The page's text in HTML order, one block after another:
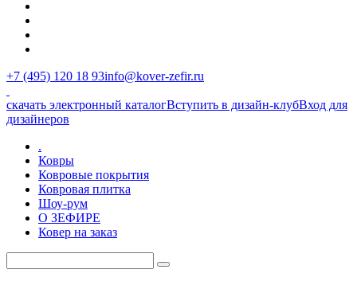
+7 (495) 120 18 93info@kover-zefir.ru
скачать электронный каталогВступить в дизайн-клубВход для
дизайнеров
.
Ковры
Ковровые покрытия
Ковровая плитка
Шоу-рум
О ЗЕФИРЕ
Ковер на заказ